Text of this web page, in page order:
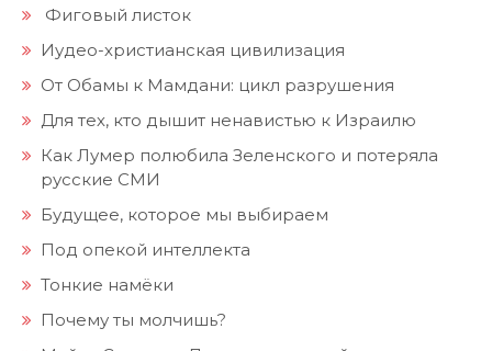
Фиговый листок
Иудео-христианская цивилизация
От Обамы к Мамдани: цикл разрушения
Для тех, кто дышит ненавистью к Израилю
Как Лумер полюбила Зеленского и потеряла
русские СМИ
Будущее, которое мы выбираем
Под опекой интеллекта
Тонкие намёки
Почему ты молчишь?